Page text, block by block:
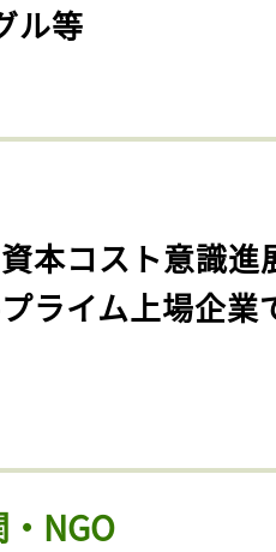
ル等
資本コスト意識進
ライム上場企業
NGO